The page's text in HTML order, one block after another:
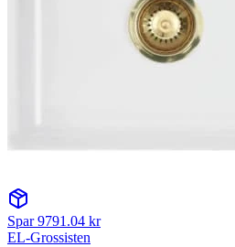
Spar9791.04 kr
EL-Grossisten